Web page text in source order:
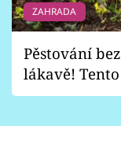
ZAHRADA
Pěstování
lákavě!
vhodný jen